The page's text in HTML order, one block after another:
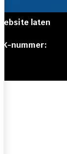
Website laten
nummer: